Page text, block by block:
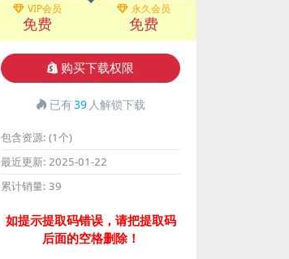
VIP会员
免费
永久会员
免费
购买下载权限
已有39 人解锁下载
包含资源: (1个)
最近更新: 2025-01-22
累计销量: 39
如提示提取码错误，请把提取码
后面的空格删除！